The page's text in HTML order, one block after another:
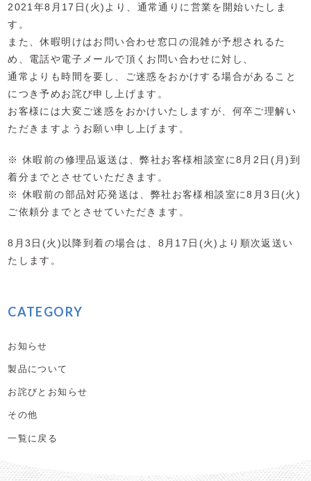
2021年8月17日(火)より、通常通りに営業を開始いたしま
す。
また、休暇明けはお問い合わせ窓口の混雑が予想されるた
め、電話や電子メールで頂くお問い合わせに対し、
通常よりも時間を要し、ご迷惑をおかけする場合があること
につき予めお詫び申し上げます。
お客様には大変ご迷惑をおかけいたしますが、何卒ご理解い
ただきますようお願い申し上げます。
※ 休暇前の修理品返送は、弊社お客様相談室に8月2日(月)到
着分までとさせていただきます。
※ 休暇前の部品対応発送は、弊社お客様相談室に8月3日(火)
ご依頼分までとさせていただきます。
8月3日(火)以降到着の場合は、8月17日(火)より順次返送い
たします。
CATEGORY
お知らせ
製品について
お詫びとお知らせ
その他
一覧に戻る